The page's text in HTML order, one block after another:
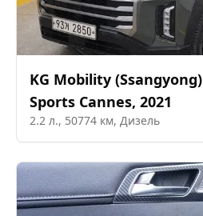
KG Mobility (Ssangyong)
Sports Cannes, 2021
2.2 л., 50774 км, Дизель